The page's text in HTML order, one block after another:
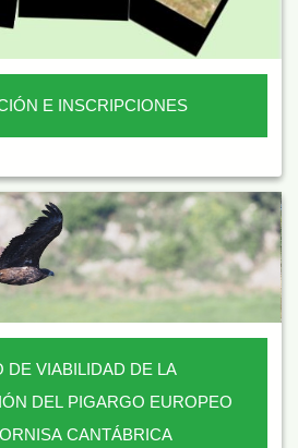
E INSCRIPCIONES
DE VIABILIDAD DE LA
DEL PIGARGO EUROPEO
CANTÁBRICA